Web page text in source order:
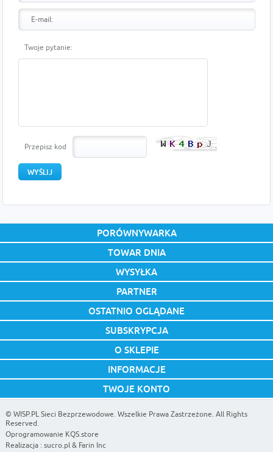
Twoje pytanie:
Przepisz kod
PORÓWNYWARKA
TOWAR DNIA
WYSYŁKA
PARTNER
OSTATNIO OGLĄDANE
SUBSKRYPCJA
O SKLEPIE
INFORMACJE
TWOJE KONTO
© WISP.PL Sieci Bezprzewodowe. Wszelkie Prawa Zastrzeżone. All Rights
Reserved.
Oprogramowanie KQS.store
Realizacja : sucro.pl& Farin Inc